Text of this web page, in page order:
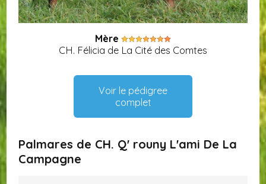
Mère
CH. Félicia de La Cité des Comtes
Voir le pédigree
complet
Palmares de CH. Q' rouny L'ami De La
Campagne